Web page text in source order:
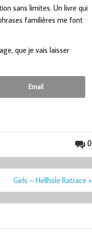
sans limites. Un livre qui
familières me font
que je vais laisser
Email
0
Girls – Hellhole Ratrace »